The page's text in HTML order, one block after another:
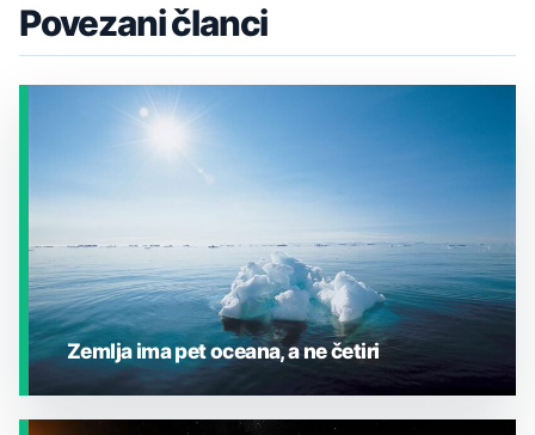
Povezani članci
Zemlja ima pet oceana, a ne četiri